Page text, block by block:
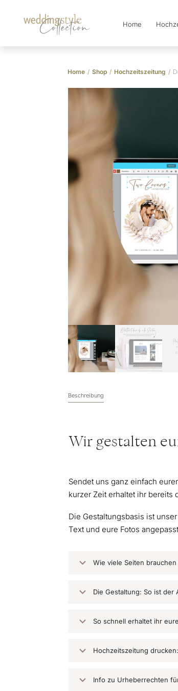
Collection Home
Home / Shop / Hochzeitszeitung /
Beschreibung
Wir gestalten
Sendet uns ganz einfach
kurzer Zeit erhaltet ihr bereits
Die Gestaltungsbasis ist
Text und eure Fotos
Wie viele Seiten brauchen
Die Gestaltung: So ist der
So schnell erhaltet ihr
Hochzeitszeitung
Info zu Urheberrechten